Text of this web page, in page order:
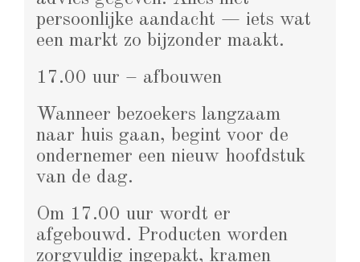
persoonlijke aandacht — iets wat
een markt zo bijzonder maakt.
17.00 uur – afbouwen
Wanneer bezoekers langzaam
naar huis gaan, begint voor de
ondernemer een nieuw hoofdstuk
van de dag.
Om 17.00 uur wordt er
afgebouwd. Producten worden
zorgvuldig ingepakt, kramen